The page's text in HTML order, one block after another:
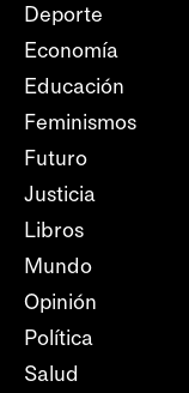
Deporte
Economía
Educación
Feminismos
Futuro
Justicia
Libros
Mundo
Opinión
Política
Salud